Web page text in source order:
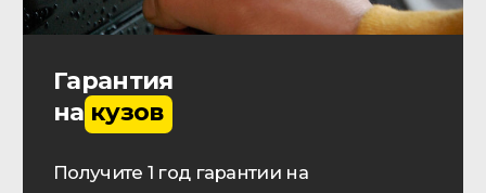
Реквизиты
Прайс-лист